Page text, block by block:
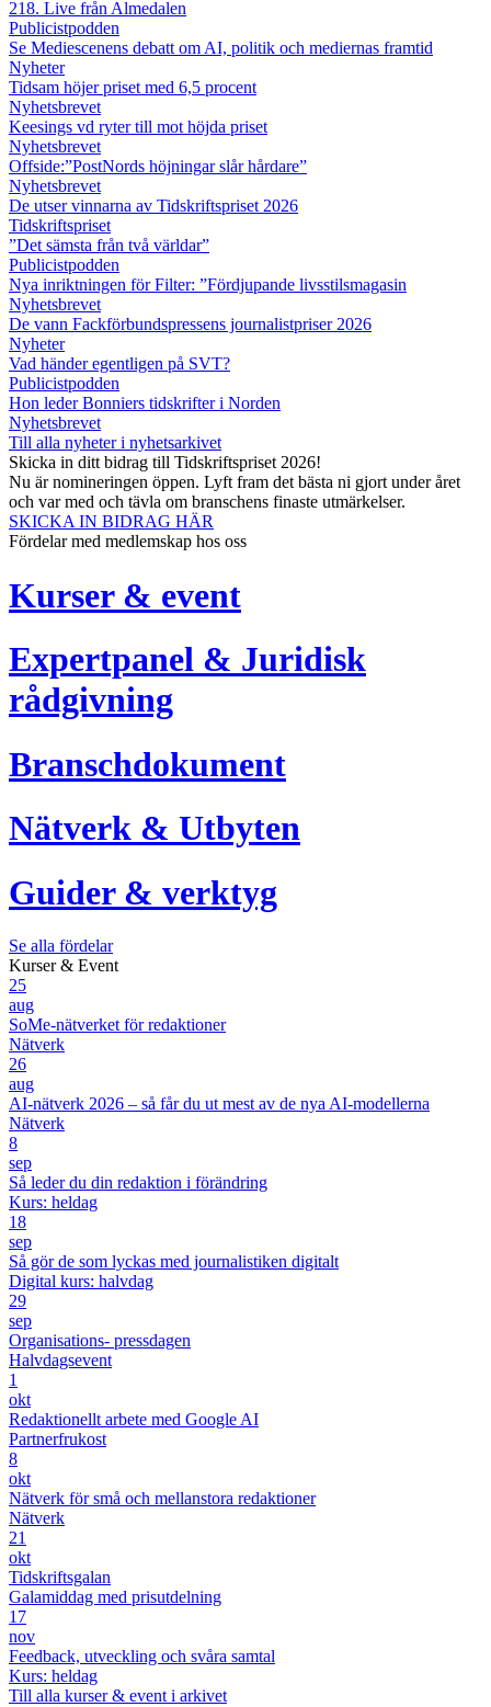
218. Live från Almedalen
Publicistpodden
Se Mediescenens debatt om AI, politik och mediernas framtid
Nyheter
Tidsam höjer priset med 6,5 procent
Nyhetsbrevet
Keesings vd ryter till mot höjda priset
Nyhetsbrevet
Offside:”PostNords höjningar slår hårdare”
Nyhetsbrevet
De utser vinnarna av Tidskriftspriset 2026
Tidskriftspriset
”Det sämsta från två världar”
Publicistpodden
Nya inriktningen för Filter: ”Fördjupande livsstilsmagasin
Nyhetsbrevet
De vann Fackförbundspressens journalistpriser 2026
Nyheter
Vad händer egentligen på SVT?
Publicistpodden
Hon leder Bonniers tidskrifter i Norden
Nyhetsbrevet
Till alla nyheter i nyhetsarkivet
Skicka in ditt bidrag till Tidskriftspriset 2026!
Nu är nomineringen öppen. Lyft fram det bästa ni gjort under året
och var med och tävla om branschens finaste utmärkelser.
SKICKA IN BIDRAG HÄR
Fördelar med medlemskap hos oss
Kurser & event
Expertpanel & Juridisk
rådgivning
Branschdokument
Nätverk & Utbyten
Guider & verktyg
Se alla fördelar
Kurser & Event
25
aug
SoMe-nätverket för redaktioner
Nätverk
26
aug
AI-nätverk 2026 – så får du ut mest av de nya AI-modellerna
Nätverk
8
sep
Så leder du din redaktion i förändring
Kurs: heldag
18
sep
Så gör de som lyckas med journalistiken digitalt
Digital kurs: halvdag
29
sep
Organisations- pressdagen
Halvdagsevent
1
okt
Redaktionellt arbete med Google AI
Partnerfrukost
8
okt
Nätverk för små och mellanstora redaktioner
Nätverk
21
okt
Tidskriftsgalan
Galamiddag med prisutdelning
17
nov
Feedback, utveckling och svåra samtal
Kurs: heldag
Till alla kurser & event i arkivet